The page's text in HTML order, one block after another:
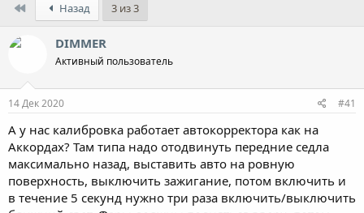
т
р
т
ы
а
н
а
ч
Назад 3 из 3
DIMMER
Активный пользователь
14 Дек 2020 #41
А у нас калибровка работает автокорректора как на
Аккордах? Там типа надо отодвинуть передние седла
максимально назад, выставить авто на ровную
поверхность, выключить зажигание, потом включить и
в течение 5 секунд нужно три раза включить/выключить